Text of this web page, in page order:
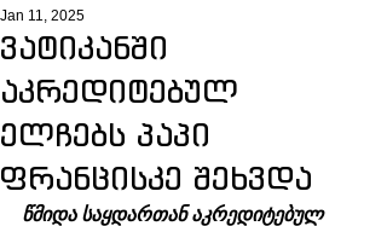
ვატიკანში
აკრედიტებულ
ელჩებს პაპი
ფრანცისკე შეხვდა
Jan 11, 2025
წმიდა საყდართან აკრედიტებულ